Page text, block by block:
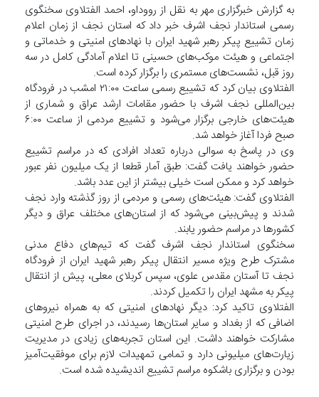
به گزارش خبرگزاری مهر به نقل از رووداو، احمد الفتلاوی سخنگوی
رسمی استاندار نجف اشرف خبر داد که استان نجف از زمان اعلام
زمان تشییع پیکر رهبر شهید ایران با نهادهای امنیتی و خدماتی و
اجتماعی و هیئت موکب‌های حسینی تا اعلام آمادگی کامل در سه
روز قبل، نشست‌های مستمری را برگزار کرده است.
الفتلاوی بیان کرد که تشییع رسمی ساعت ۲۱:۰۰ امشب در فرودگاه
بین‌المللی نجف اشرف با حضور مقامات ارشد عراق و شماری از
هیئت‌های خارجی برگزار می‌شود و تشییع مردمی از ساعت ۶:۰۰
صبح فردا آغاز خواهد شد.
وی در پاسخ به سوالی درباره تعداد افرادی که در مراسم تشییع
حضور خواهند یافت گفت: طبق آمار قطعا از یک میلیون نفر عبور
خواهد کرد و ممکن است خیلی بیشتر از این عدد باشد.
الفتلاوی گفت: هیئت‌های رسمی و مردمی از روز گذشته وارد نجف
شدند و پیش‌بینی می‌شود که از استان‌های مختلف عراق و دیگر
کشورها در مراسم حضور یابند.
سخنگوی استاندار نجف اشرف گفت که تیم‌های دفاع مدنی
مشترک طرح ویژه مسیر انتقال پیکر رهبر شهید ایران از فرودگاه
نجف تا آستان مقدس علوی، سپس کربلای معلی، پیش از انتقال
پیکر به مشهد ایران را تکمیل کردند.
الفتلاوی تاکید کرد: دیگر نهادهای امنیتی که به همراه نیروهای
اضافی که از بغداد و سایر استان‌ها رسیدند، در اجرای طرح امنیتی
مشارکت خواهند داشت. این استان تجربه‌های زیادی در مدیریت
زیارت‌های میلیونی دارد و تمامی تمهیدات لازم برای موفقیت‌آمیز
بودن و برگزاری باشکوه مراسم تشییع اندیشیده شده است.